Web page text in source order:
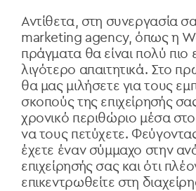
Αντίθετα, στη συνεργασία
marketing agency, όπως η
πράγματα θα είναι πολύ πιο
λιγότερο απαιτητικά. Στο
θα μας μιλήσετε για τους
σκοπούς της επιχείρησής
χρονικό περιθώριο μέσα
να τους πετύχετε.
έχετε έναν σύμμαχο στην
επιχείρησής σας και ότι
επικεντρωθείτε στη